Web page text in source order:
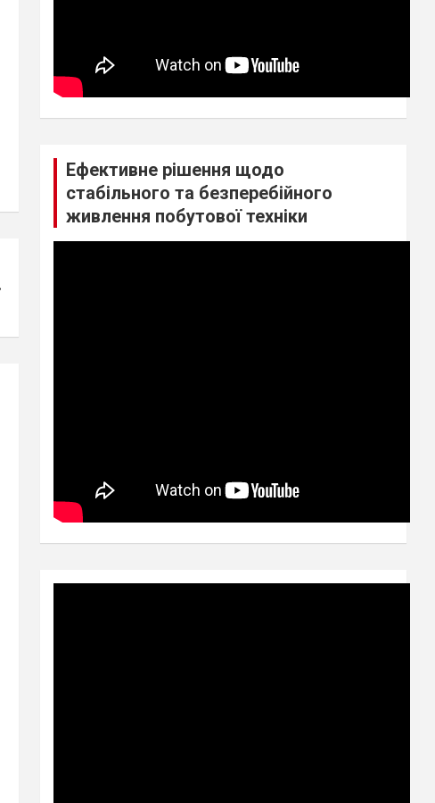
Ефективне рішення щодо
стабільного та безперебійного
живлення побутової техніки